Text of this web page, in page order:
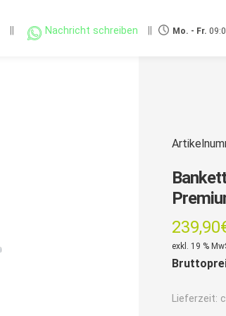
Nachricht schreiben Mo. - Fr.
239,90
exkl. 19 %
Lieferzeit: